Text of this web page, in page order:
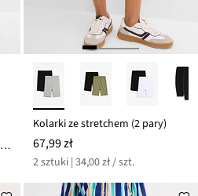
Spodnie z wiskozą, krótsza nogawka
Kolarki ze stretchem (2 pary)
67,99 zł
2 sztuki | 34,00 zł / szt.